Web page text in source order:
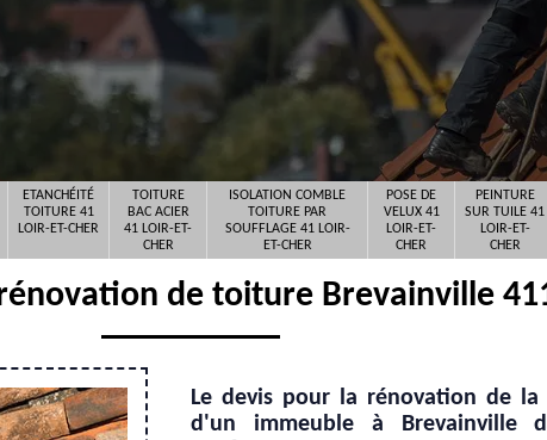
ETANCHÉITÉ
TOITURE 41
LOIR-ET-CHER
TOITURE
BAC ACIER
41 LOIR-ET-
CHER
ISOLATION COMBLE
TOITURE PAR
SOUFFLAGE 41 LOIR-
ET-CHER
POSE DE
VELUX 41
LOIR-ET-
CHER
PEINTURE
SUR TUILE 41
LOIR-ET-
CHER
de toiture Brevainville
Le devis pour la rénovation de
d'un immeuble à Brevainville